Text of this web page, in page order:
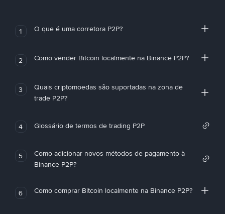
1 O que é uma corretora P2P?
2 Como vender Bitcoin localmente na Binance P2P?
3
Quais criptomoedas são suportadas na zona de
trade P2P?
4 Glossário de termos de trading P2P
5
Como adicionar novos métodos de pagamento à
Binance P2P?
6 Como comprar Bitcoin localmente na Binance P2P?